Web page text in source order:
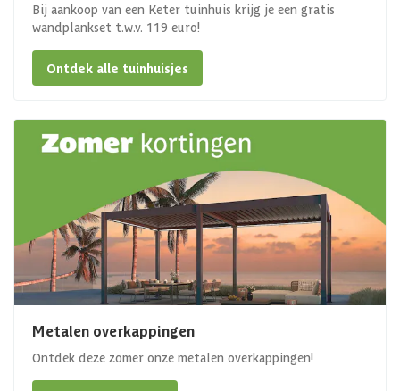
Bij aankoop van een Keter tuinhuis krijg je een gratis
wandplankset t.w.v. 119 euro!
Ontdek alle tuinhuisjes
Metalen overkappingen
Ontdek deze zomer onze metalen overkappingen!